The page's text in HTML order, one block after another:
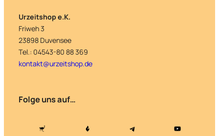
Urzeitshop e.K.
Friweh 3
23898 Duvensee
Tel.: 04543-80 88 369
kontakt@urzeitshop.de
Folge uns auf…